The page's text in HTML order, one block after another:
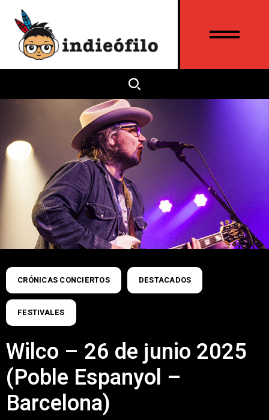
CRÓNICAS CONCIERTOS DESTACADOS
FESTIVALES
Wilco – 26 de junio 2025
(Poble Espanyol –
Barcelona)